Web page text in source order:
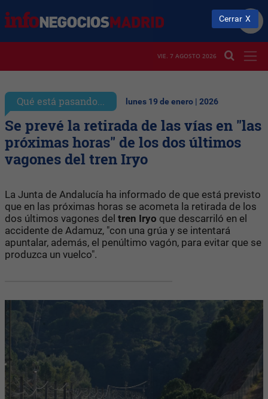
VIE. 7 AGOSTO 2026
Qué está pasando... lunes 19 de enero | 2026
Se prevé la retirada de las vías en "las
próximas horas" de los dos últimos
vagones del tren Iryo
La Junta de Andalucía ha informado de que está previsto
que en las próximas horas se acometa la retirada de los
dos últimos vagones del tren Iryo que descarriló en el
accidente de Adamuz, "con una grúa y se intentará
apuntalar, además, el penúltimo vagón, para evitar que se
produzca un vuelco".
Cerrar